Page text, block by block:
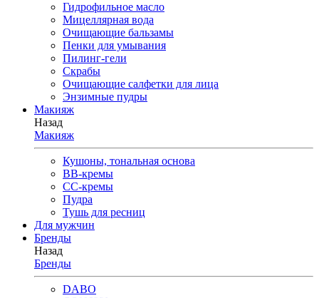
Гидрофильное масло
Мицеллярная вода
Очищающие бальзамы
Пенки для умывания
Пилинг-гели
Скрабы
Очищающие салфетки для лица
Энзимные пудры
Макияж
Назад
Макияж
Кушоны, тональная основа
BB-кремы
CC-кремы
Пудра
Тушь для ресниц
Для мужчин
Бренды
Назад
Бренды
DABO